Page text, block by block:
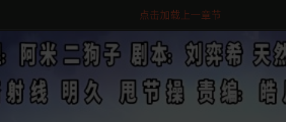
点击加载上一章节